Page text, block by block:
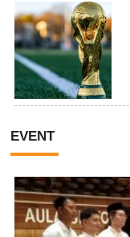
EVENT